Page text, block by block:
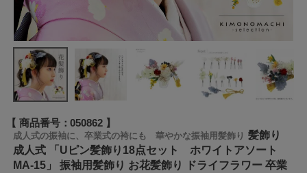
商品番号 050862
成人式の振袖に、卒業式の袴にも 華やかな振袖用髪飾り 髪飾り
成人式 「Uピン髪飾り18点セット ホワイトアソート
MA-15」 振袖用髪飾り お花髪飾り ドライフラワー 卒業